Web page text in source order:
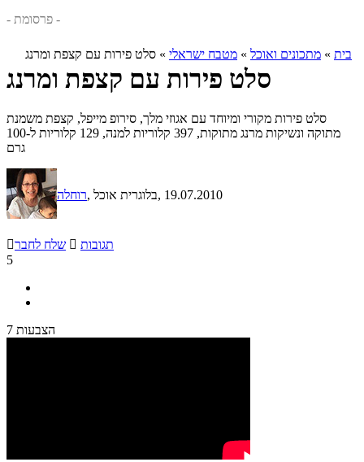
- פרסומת -
בית » מתכונים ואוכל » מטבח ישראלי » סלט פירות עם קצפת ומרנג
סלט פירות עם קצפת ומרנג
סלט פירות מקורי ומיוחד עם אגוזי מלך, סירופ מייפל, קצפת משמנת
מתוקה ונשיקות מרנג מתוקות, 397 קלוריות למנה, 129 קלוריות ל-100
גרם
רוחלה , בלוגרית אוכל, 19.07.2010
שלח לחבר  תגובות
5
7 הצבעות